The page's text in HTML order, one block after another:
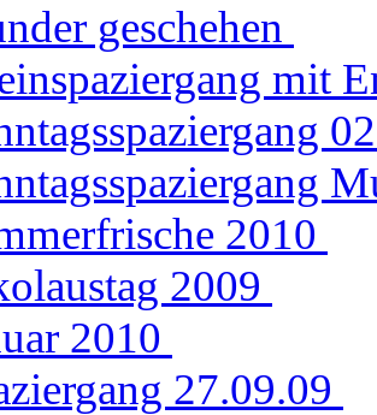
geschehen
mit
2010
2009
2010
27.09.09